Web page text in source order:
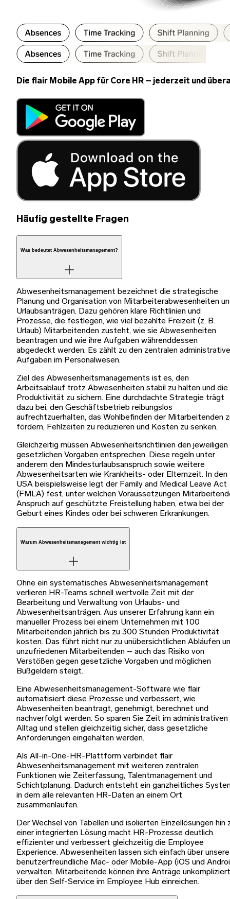
Die flair Mobile App für Core HR – jederzeit und
Häufig gestellte Fragen
Was bedeutet Abwesenheitsmanagement?
Abwesenheitsmanagement bezeichnet die strategische
Planung und Organisation von Mitarbeiterabwesenheiten
Urlaubsanträgen. Dazu gehören klare Richtlinien und
Prozesse, die festlegen, wie viel bezahlte Freizeit (z. B.
Urlaub) Mitarbeitenden zusteht, wie sie Abwesenheiten
beantragen und wie ihre Aufgaben währenddessen
abgedeckt werden. Es zählt zu den zentralen
Aufgaben im Personalwesen.
Ziel des Abwesenheitsmanagements ist es, den
Arbeitsablauf trotz Abwesenheiten stabil zu halten und die
Produktivität zu sichern. Eine durchdachte Strategie trägt
dazu bei, den Geschäftsbetrieb reibungslos
aufrechtzuerhalten, das Wohlbefinden der Mitarbeitenden
fördern, Fehlzeiten zu reduzieren und Kosten zu senken.
Gleichzeitig müssen Abwesenheitsrichtlinien den jeweiligen
gesetzlichen Vorgaben entsprechen. Diese regeln unter
anderem den Mindesturlaubsanspruch sowie weitere
Abwesenheitsarten wie Krankheits- oder Elternzeit. In den
USA beispielsweise legt der Family and Medical Leave Act
(FMLA) fest, unter welchen Voraussetzungen
Anspruch auf geschützte Freistellung haben, etwa bei der
Geburt eines Kindes oder bei schweren Erkrankungen.
Warum Abwesenheitsmanagement wichtig ist
Ohne ein systematisches Abwesenheitsmanagement
verlieren HR-Teams schnell wertvolle Zeit mit der
Bearbeitung und Verwaltung von Urlaubs- und
Abwesenheitsanträgen. Aus unserer Erfahrung kann ein
manueller Prozess bei einem Unternehmen mit 100
Mitarbeitenden jährlich bis zu 300 Stunden Produktivität
kosten. Das führt nicht nur zu unübersichtlichen Abläufen
unzufriedenen Mitarbeitenden – auch das Risiko von
Verstößen gegen gesetzliche Vorgaben und möglichen
Bußgeldern steigt.
Eine Abwesenheitsmanagement-Software wie flair
automatisiert diese Prozesse und verbessert, wie
Abwesenheiten beantragt, genehmigt, berechnet und
nachverfolgt werden. So sparen Sie Zeit im administrativen
Alltag und stellen gleichzeitig sicher, dass gesetzliche
Anforderungen eingehalten werden.
Als All-in-One-HR-Plattform verbindet flair
Abwesenheitsmanagement mit weiteren zentralen
Funktionen wie Zeiterfassung, Talentmanagement und
Schichtplanung. Dadurch entsteht ein ganzheitliches
in dem alle relevanten HR-Daten an einem Ort
zusammenlaufen.
Der Wechsel von Tabellen und isolierten Einzellösungen hin
einer integrierten Lösung macht HR-Prozesse deutlich
effizienter und verbessert gleichzeitig die Employee
Experience. Abwesenheiten lassen sich einfach über unsere
benutzerfreundliche Mac- oder Mobile-App (iOS und
verwalten. Mitarbeitende können ihre Anträge unkompliziert
über den Self-Service im Employee Hub einreichen.